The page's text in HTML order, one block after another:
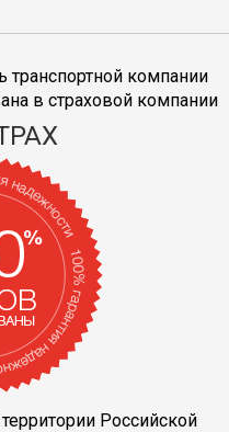
транспортной компании
в страховой компании
Российской